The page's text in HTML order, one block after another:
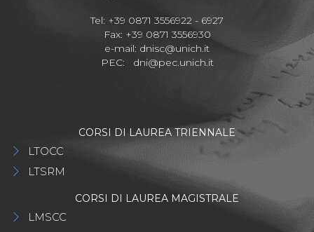
Tel: +39 0871 3556922 - 6927
Fax: +39 0871 3556930
e-mail: dnisc@unich.it
PEC: dni@pec.unich.it
CORSI DI LAUREA TRIENNALE
LTOCC
LTSRM
CORSI DI LAUREA MAGISTRALE
LMSCC